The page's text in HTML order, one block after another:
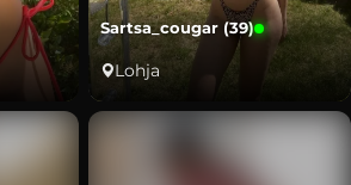
Sartsa_cougar (39)
Lohja